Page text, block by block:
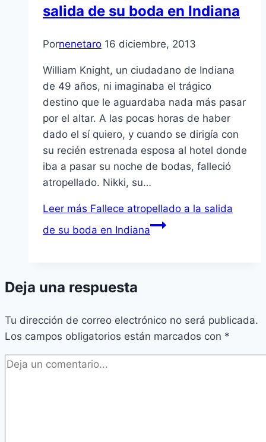
salida de su boda en Indiana
Pornenetaro 16 diciembre, 2013
William Knight, un ciudadano de Indiana
de 49 años, ni imaginaba el trágico
destino que le aguardaba nada más pasar
por el altar. A las pocas horas de haber
dado el sí quiero, y cuando se dirigía con
su recién estrenada esposa al hotel donde
iba a pasar su noche de bodas, falleció
atropellado. Nikki, su…
Leer más Fallece atropellado a la salida
de su boda en Indiana
Deja una respuesta
Tu dirección de correo electrónico no será publicada.
Los campos obligatorios están marcados con *